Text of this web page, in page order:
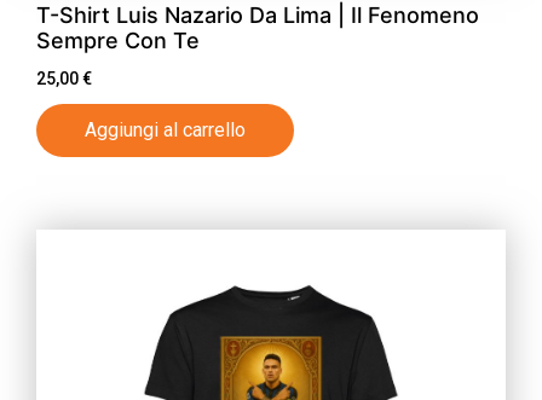
T-Shirt Luis Nazario Da Lima | Il Fenomeno
Sempre Con Te
25,00€
Aggiungi al carrello